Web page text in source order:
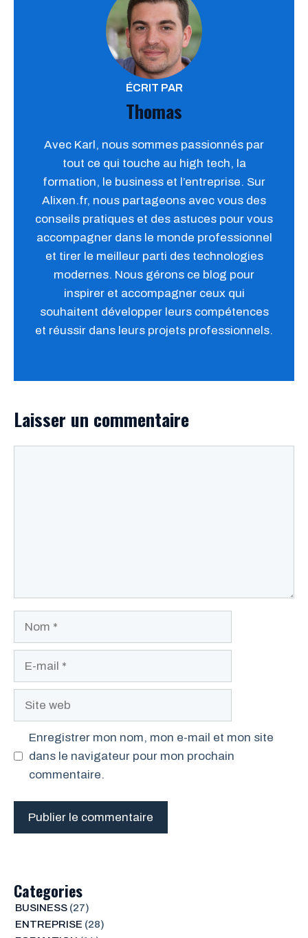
ÉCRIT PAR
Thomas
Avec Karl, nous sommes passionnés par
tout ce qui touche au high tech, la
formation, le business et l’entreprise. Sur
Alixen.fr, nous partageons avec vous des
conseils pratiques et des astuces pour vous
accompagner dans le monde professionnel
et tirer le meilleur parti des technologies
modernes. Nous gérons ce blog pour
inspirer et accompagner ceux qui
souhaitent développer leurs compétences
et réussir dans leurs projets professionnels.
Laisser un commentaire
Site
Enregistrer mon nom, mon e-mail et mon site
dans le navigateur pour mon prochain
commentaire.
Categories
BUSINESS(27)
ENTREPRISE (28)